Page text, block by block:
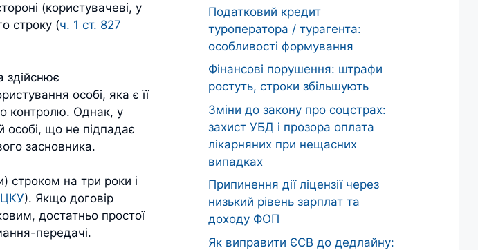
(користувачеві, у
строку (ч. 1 ст. 827
здійснює
особі, яка є її
контролю. Однак, у
що не підпадає
засновника.
строком на три роки і
ЦКУ). Якщо договір
достатньо простої
передачі.
Податковий кредит
туроператора / турагента:
особливості формування
Фінансові порушення: штрафи
ростуть, строки збільшують
Зміни до закону про соцстрах:
захист УБД і прозора оплата
лікарняних при нещасних
випадках
Припинення дії ліцензії через
низький рівень зарплат та
доходу ФОП
Як виправити ЄСВ до дедлайну: